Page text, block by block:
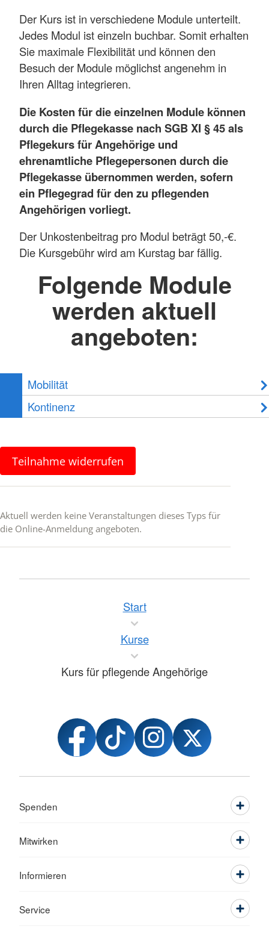
Der Kurs ist in verschiedene Module unterteilt.
Jedes Modul ist einzeln buchbar. Somit erhalten
Sie maximale Flexibilität und können den
Besuch der Module möglichst angenehm in
Ihren Alltag integrieren.
Die Kosten für die einzelnen Module können
durch die Pflegekasse nach SGB XI § 45 als
Pflegekurs für Angehörige und
ehrenamtliche Pflegepersonen durch die
Pflegekasse übernommen werden, sofern
ein Pflegegrad für den zu pflegenden
Angehörigen vorliegt.
Der Unkostenbeitrag pro Modul beträgt 50,-€.
Die Kursgebühr wird am Kurstag bar fällig.
Folgende Module
werden aktuell
angeboten:
Mobilität
Kontinenz
Teilnahme widerrufen
Aktuell werden keine Veranstaltungen dieses Typs für
die Online-Anmeldung angeboten.
Start
Kurse
Kurs für pflegende Angehörige
Spenden
Mitwirken
Informieren
Service